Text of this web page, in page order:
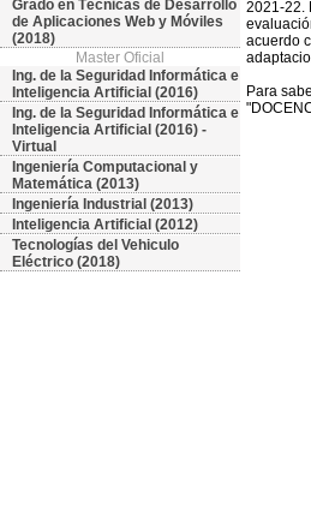
Grado en Técnicas de Desarrollo
de Aplicaciones Web y Móviles
(2018)
Master Oficial
Ing. de la Seguridad Informática e
Inteligencia Artificial (2016)
Ing. de la Seguridad Informática e
Inteligencia Artificial (2016) -
Virtual
Ingeniería Computacional y
Matemática (2013)
Ingeniería Industrial (2013)
Inteligencia Artificial (2012)
Tecnologías del Vehiculo
Eléctrico (2018)
2021-22.
acuerdo
Para